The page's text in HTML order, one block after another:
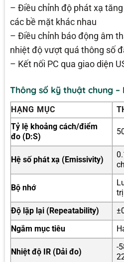
– Điều chỉnh độ phát xạ
các bề mặt khác nhau
– Điều chỉnh báo động âm
nhiệt độ vượt quá thông số
– Kết nối PC qua giao diện
Thông số kỹ thuật chung –
HẠNG MỤC
Tỷ lệ khoảng cách/điểm
đo (D:S)
Hệ số phát xạ (Emissivity)
Bộ nhớ
Độ lặp lại (Repeatability)
Ngắm mục tiêu
Nhiệt độ IR (Dải đo)
-